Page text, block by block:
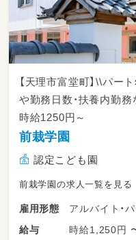
【天理市富堂町】\\パー
や勤務日数・扶養内勤
時給1250円～
前栽学園
認定こども園
前栽学園の求人一覧を見る
雇用形態
アルバイト・
給与
時給1,250円